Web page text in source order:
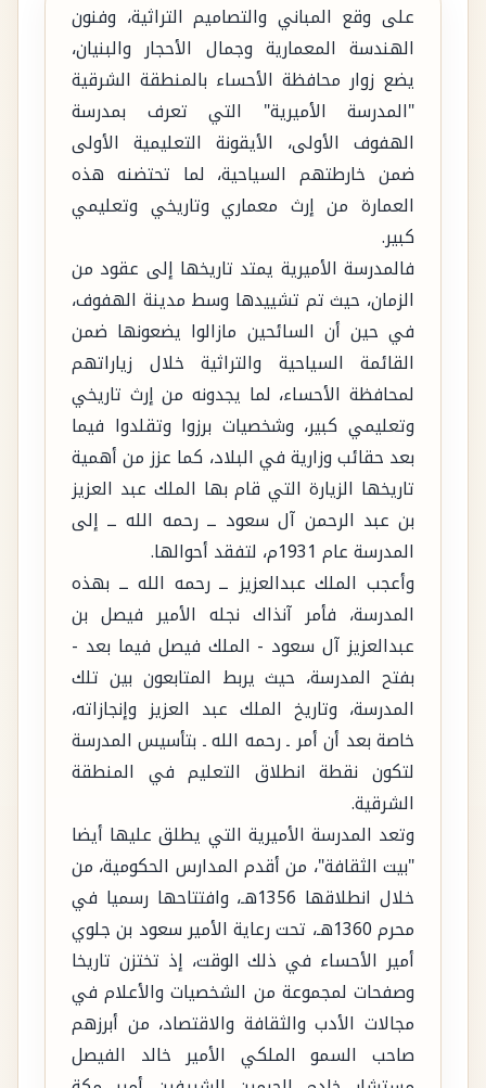
على وقع المباني والتصاميم التراثية، وفنون
الهندسة المعمارية وجمال الأحجار والبنيان،
يضع زوار محافظة الأحساء بالمنطقة الشرقية
"المدرسة الأميرية" التي تعرف بمدرسة
الهفوف الأولى، الأيقونة التعليمية الأولى
ضمن خارطتهم السياحية، لما تحتضنه هذه
العمارة من إرث معماري وتاريخي وتعليمي
كبير.
فالمدرسة الأميرية يمتد تاريخها إلى عقود من
الزمان، حيث تم تشييدها وسط مدينة الهفوف،
في حين أن السائحين مازالوا يضعونها ضمن
القائمة السياحية والتراثية خلال زياراتهم
لمحافظة الأحساء، لما يجدونه من إرث تاريخي
وتعليمي كبير، وشخصيات برزوا وتقلدوا فيما
بعد حقائب وزارية في البلاد، كما عزز من أهمية
تاريخها الزيارة التي قام بها الملك عبد العزيز
بن عبد الرحمن آل سعود ــ رحمه الله ــ إلى
المدرسة عام 1931م، لتفقد أحوالها.
وأعجب الملك عبدالعزيز ــ رحمه الله ــ بهذه
المدرسة، فأمر آنذاك نجله الأمير فيصل بن
عبدالعزيز آل سعود - الملك فيصل فيما بعد -
بفتح المدرسة، حيث يربط المتابعون بين تلك
المدرسة، وتاريخ الملك عبد العزيز وإنجازاته،
خاصة بعد أن أمر ـ رحمه الله ـ بتأسيس المدرسة
لتكون نقطة انطلاق التعليم في المنطقة
الشرقية.
وتعد المدرسة الأميرية التي يطلق عليها أيضا
"بيت الثقافة"، من أقدم المدارس الحكومية، من
خلال انطلاقها 1356هـ، وافتتاحها رسميا في
محرم 1360هـ، تحت رعاية الأمير سعود بن جلوي
أمير الأحساء في ذلك الوقت، إذ تختزن تاريخا
وصفحات لمجموعة من الشخصيات والأعلام في
مجالات الأدب والثقافة والاقتصاد، من أبرزهم
صاحب السمو الملكي الأمير خالد الفيصل